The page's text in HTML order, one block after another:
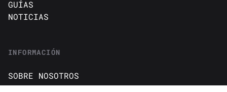
GUÍAS
NOTICIAS
INFORMACIÓN
SOBRE NOSOTROS
CONTACTO